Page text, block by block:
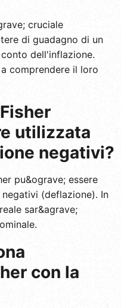
cruciale
di guadagno di un
dell'inflazione.
comprendere il loro
utilizzata
negativi?
pu&ograve; essere
(deflazione). In
sar&agrave;
con la